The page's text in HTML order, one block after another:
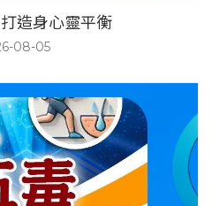
造身心靈平衡
08-05